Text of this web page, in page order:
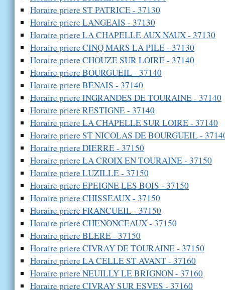
Horaire priere ST PATRICE - 37130
Horaire priere LANGEAIS - 37130
Horaire priere LA CHAPELLE AUX NAUX - 37130
Horaire priere CINQ MARS LA PILE - 37130
Horaire priere CHOUZE SUR LOIRE - 37140
Horaire priere BOURGUEIL - 37140
Horaire priere BENAIS - 37140
Horaire priere INGRANDES DE TOURAINE - 37140
Horaire priere RESTIGNE - 37140
Horaire priere LA CHAPELLE SUR LOIRE - 37140
Horaire priere ST NICOLAS DE BOURGUEIL -
Horaire priere DIERRE - 37150
Horaire priere LA CROIX EN TOURAINE - 37150
Horaire priere LUZILLE - 37150
Horaire priere EPEIGNE LES BOIS - 37150
Horaire priere CHISSEAUX - 37150
Horaire priere FRANCUEIL - 37150
Horaire priere CHENONCEAUX - 37150
Horaire priere BLERE - 37150
Horaire priere CIVRAY DE TOURAINE - 37150
Horaire priere LA CELLE ST AVANT - 37160
Horaire priere NEUILLY LE BRIGNON - 37160
Horaire priere CIVRAY SUR ESVES - 37160